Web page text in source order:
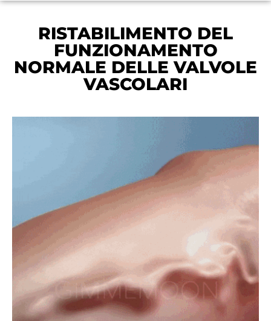
RISTABILIMENTO DEL
FUNZIONAMENTO
NORMALE DELLE VALVOLE
VASCOLARI